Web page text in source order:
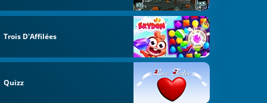
Trois D'Affilées
Quizz